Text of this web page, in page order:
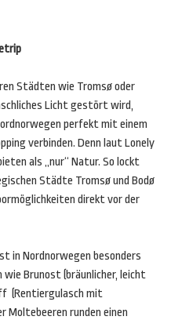
Städten wie Tromsø oder
Licht gestört wird,
perfekt mit einem
verbinden. Denn laut Lonely
als „nur“ Natur. So lockt
Städte Tromsø und Bodø
direkt vor der
in Nordnorwegen besonders
Brunost (bräunlicher, leicht
(Rentiergulasch mit
Moltebeeren runden einen